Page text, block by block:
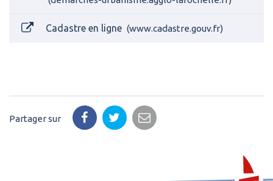
Cadastre en ligne www.cadastre.gouv.fr
Partager sur